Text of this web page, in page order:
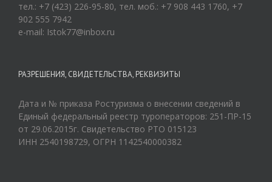
тел.: +7 (423) 226-95-80, тел. моб.: +7 908 443 1760, +7
902 555 7942
e-mail: Istok77@inbox.ru
РАЗРЕШЕНИЯ, СВИДЕТЕЛЬСТВА, РЕКВИЗИТЫ
Дата и № приказа Ростуризма о внесении сведений в
Единый федеральный реестр туроператоров: 251-ПР-15
от 29.06.2015г. Свидетельство РТО 015123
ИНН 2540198729, ОГРН 1142540000382